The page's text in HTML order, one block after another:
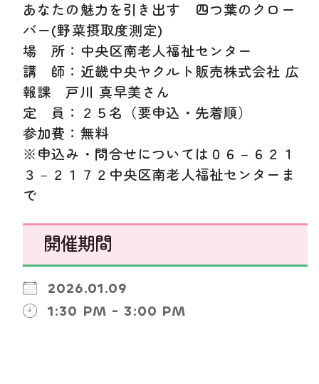
あなたの魅力を引き出す 四つ葉のクロー
バー(野菜摂取度測定)
場 所：中央区南老人福祉センター
講 師：近畿中央ヤクルト販売株式会社 広
報課 戸川 真早美さん
定 員：２５名（要申込・先着順）
参加費：無料
※申込み・問合せについては０６－６２１
３－２１７２中央区南老人福祉センターま
で
開催期間
2026.01.09
1:30 PM - 3:00 PM